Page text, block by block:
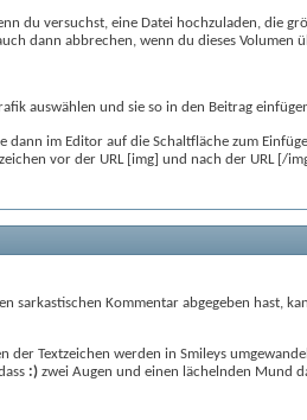
du versuchst, eine Datei hochzuladen, die
dann abbrechen, wenn du dieses Volumen
auswählen und sie so in den Beitrag
im Editor auf die Schaltfläche zum
vor der URL [img] und nach der URL [/
sarkastischen Kommentar abgegeben hast,
Textzeichen werden in Smileys
:) zwei Augen und einen lächelnden Mund